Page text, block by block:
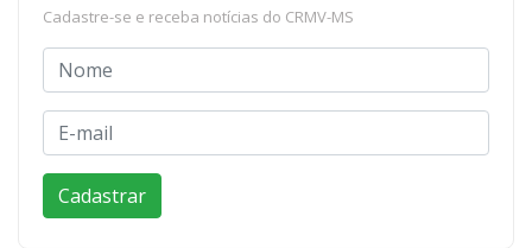
Cadastre-se e receba notícias do CRMV-MS